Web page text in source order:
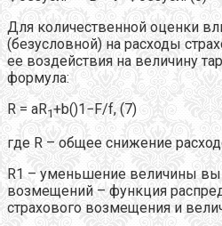
Для количественной оценки
(безусловной) на расходы
ее воздействия на величину
формула:
R = aR1+b()1−F/f, (7)
где R – общее снижение
R1 – уменьшение величины
возмещений – функция
страхового возмещения и